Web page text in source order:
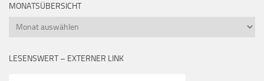
MONATSÜBERSICHT
Monatsübersicht
LESENSWERT – EXTERNER LINK